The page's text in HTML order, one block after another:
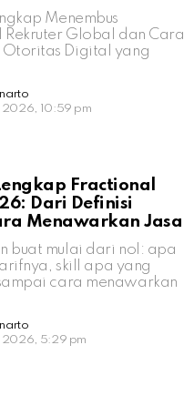
Menembus
Global dan Cara
Otoritas Digital yang
2026, 10:59 pm
Fractional
Dari Definisi
Menawarkan Jasa
buat mulai dari nol: apa
skill apa yang
cara menawarkan
2026, 5:29 pm